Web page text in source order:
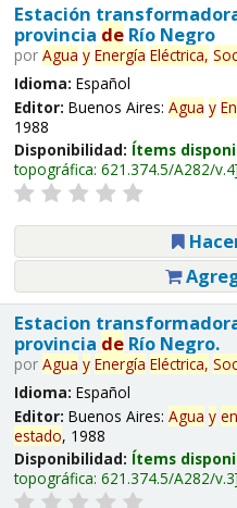
Estación
provincia deRío Negro
por Agua y Energía Eléctrica,
Idioma: Español
Editor: Buenos Aires: Agua y
1988
Disponibilidad: Ítems
topográfica: 621.374.5/A282/v.4
Estacion
provincia deRío Negro.
por Agua y Energía Eléctrica,
Idioma: Español
Editor: Buenos Aires: Agua y
estado, 1988
Disponibilidad: Ítems
topográfica: 621.374.5/A282/v.3